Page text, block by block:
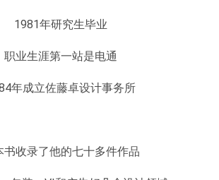
1981年研究生毕业
职业生涯第一站是电通
年成立佐藤卓设计事务所
书收录了他的七十多件作品